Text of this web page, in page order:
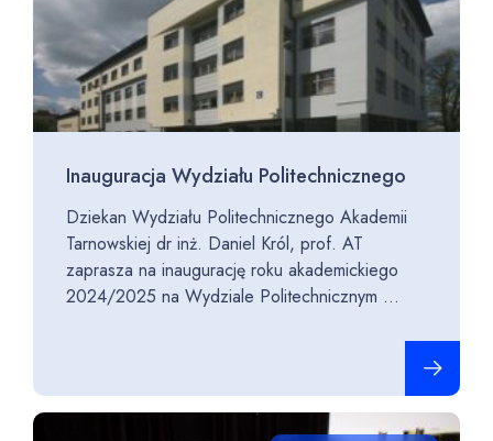
Inauguracja Wydziału Politechnicznego
Dziekan Wydziału Politechnicznego Akademii
Tarnowskiej dr inż. Daniel Król, prof. AT
zaprasza na inaugurację roku akademickiego
2024/2025 na Wydziale Politechnicznym ...